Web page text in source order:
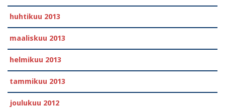
huhtikuu 2013
maaliskuu 2013
helmikuu 2013
tammikuu 2013
joulukuu 2012